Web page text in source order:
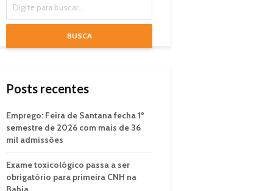
BUSCA
Posts recentes
Emprego: Feira de Santana fecha 1º
semestre de 2026 com mais de 36
mil admissões
Exame toxicológico passa a ser
obrigatório para primeira CNH na